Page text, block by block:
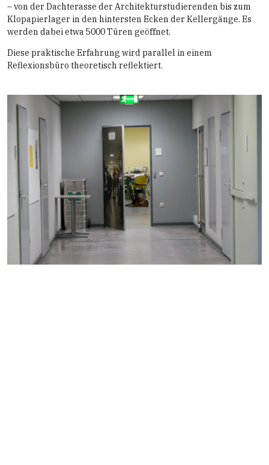
– von der Dachterasse der Architekturstudierenden bis zum
Klopapierlager in den hintersten Ecken der Kellergänge. Es
werden dabei etwa 5000 Türen geöffnet.
Diese praktische Erfahrung wird parallel in einem
Reflexionsbüro theoretisch reflektiert.